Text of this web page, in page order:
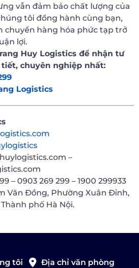
vẫn đảm bảo chất lượng của
tôi đồng hành cùng bạn,
chuyển hàng hóa phức tạp trở
lợi.
Huy Logistics để nhận tư
chuyên nghiệp nhất:
Logistics
–
– 0903 269 299 – 1900 299933
Văn Đồng, Phường Xuân Đỉnh,
phố Hà Nội.
tôi
Địa chỉ văn phòng